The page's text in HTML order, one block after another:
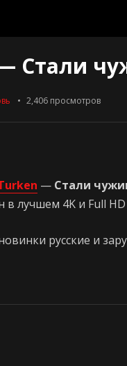
Стали
2,406 просмотров
— Стали
лучшем 4K и Full
русские и